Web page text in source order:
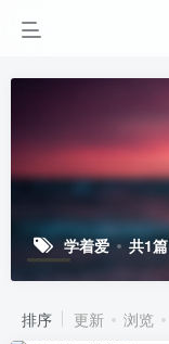
学着爱 共1篇
排序 更新 浏览